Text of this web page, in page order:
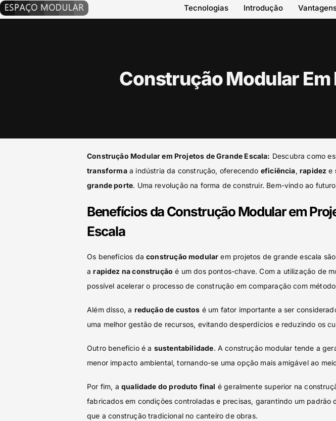
Tecnologias Introdução
Construção Modular Em
Construção Modular em Projetos de Grande Escala: Descubra como
transformaa indústria da construção, oferecendo eficiência,rapidez e
grande porte. Uma revolução na forma de construir. Bem-vindo ao
Benefícios da Construção Modular em
Escala
Os benefícios daconstrução modular em projetos de grande escala
arapidez na construção é um dos pontos-chave. Com a utilização de
possível acelerar o processo de construção em comparação com
Além disso, a redução de custos é um fator importante a ser
uma melhor gestão de recursos, evitando desperdícios e reduzindo os
Outro benefício é a sustentabilidade. A construção modular tende a
menor impacto ambiental, tornando-se uma opção mais amigável ao
Por fim, a qualidade do produto final é geralmente superior na
fabricados em condições controladas e precisas, garantindo um padrão
que a construção tradicional no canteiro de obras.